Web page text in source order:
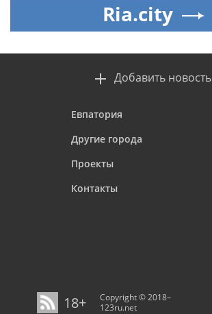
Ria.city
Добавить новость
Евпатория
Другие города
Проекты
Контакты
18+
Copyright © 2018–
123ru.net